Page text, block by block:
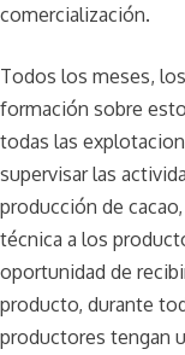
comercialización.
Todos los meses,
formación sobre
todas las
supervisar las
producción de
técnica a los
oportunidad de
producto, durante
productores tengan